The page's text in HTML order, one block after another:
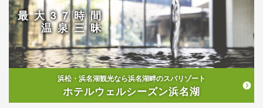
最大37時間
温泉三昧
浜松・浜名湖観光なら浜名湖畔のスパリゾート
ホテルウェルシーズン浜名湖